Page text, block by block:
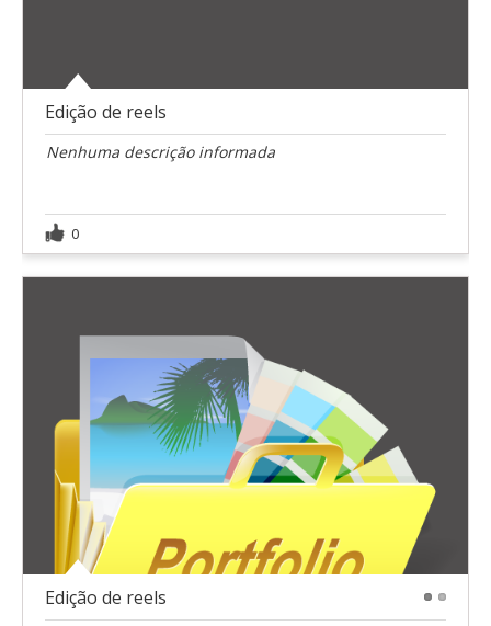
Edição de reels
Nenhuma descrição informada
0
Edição de reels